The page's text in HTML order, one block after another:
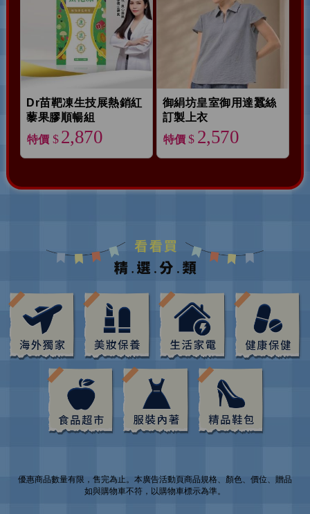
Dr苗靶凍生技展熱銷紅
藜果膠順暢組
特價 $ 2,870
御絹坊皇室御用達蠶絲
訂製上衣
特價 $ 2,570
優惠商品數量有限，售完為止。本廣告活動頁商品規格、顏色、價位、贈品
如與購物車不符，以購物車標示為準。